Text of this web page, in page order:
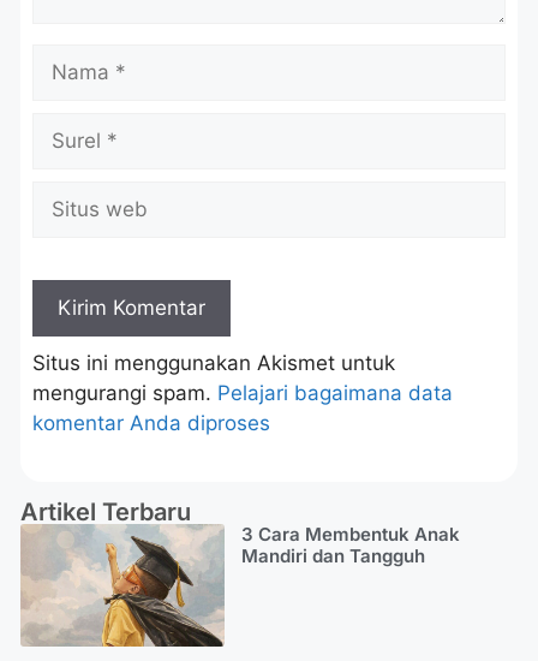
Situs ini menggunakan Akismet untuk
mengurangi spam. Pelajari bagaimana data
komentar Anda diproses
Artikel Terbaru
3 Cara Membentuk Anak
Mandiri dan Tangguh